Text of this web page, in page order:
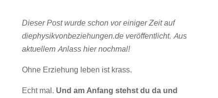
Dieser Post wurde schon vor einiger Zeit auf
diephysikvonbeziehungen.de veröffentlicht. Aus
aktuellem Anlass hier nochmal!
Ohne Erziehung leben ist krass.
Echt mal. Und am Anfang stehst du da und